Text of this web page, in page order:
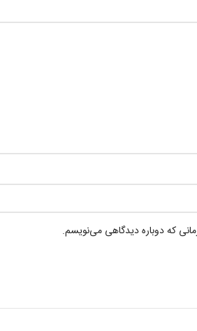
که دوباره دیدگاهی می‌نویسم.